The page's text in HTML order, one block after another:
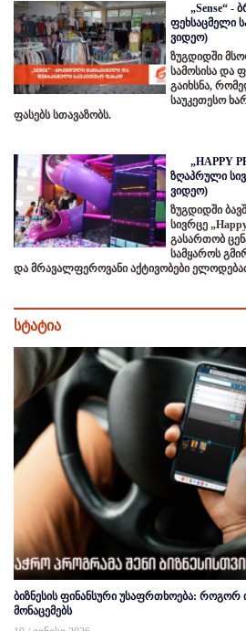
„Sense“ -
ფეხსაცმელი
ვიდეო)
ზუგდიდში
სამოსისა და
გაიხსნა,
საუკეთესო
ფასებს სთავაზობს.
„HAPPY
ზღაპრული
ვიდეო)
ზუგდიდში
სივრცე
გასართობ
სამყაროს
და მრავალფეროვანი აქტივობები
სტატია
ბიზნესის ფინანსური უსაფრთხოება: როგორ
მონაცემებს